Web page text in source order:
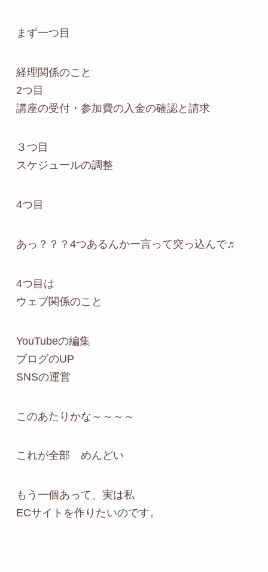
まず一つ目
経理関係のこと
2つ目
講座の受付・参加費の入金の確認と請求
３つ目
スケジュールの調整
4つ目
あっ？？？4つあるんかー言って突っ込んで♬
4つ目は
ウェブ関係のこと
YouTubeの編集
ブログのUP
SNSの運営
このあたりかな～～～～
これが全部 めんどい
もう一個あって、実は私
ECサイトを作りたいのです。